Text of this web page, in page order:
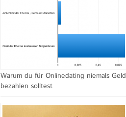
Warum du für Onlinedating niemals Geld
bezahlen solltest